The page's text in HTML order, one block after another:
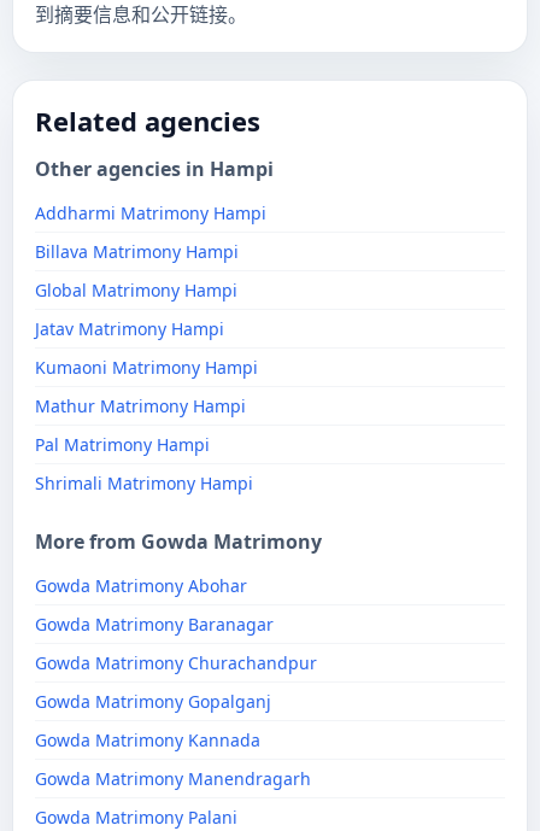
到摘要信息和公开链接。
Related agencies
Other agencies in Hampi
Addharmi Matrimony Hampi
Billava Matrimony Hampi
Global Matrimony Hampi
Jatav Matrimony Hampi
Kumaoni Matrimony Hampi
Mathur Matrimony Hampi
Pal Matrimony Hampi
Shrimali Matrimony Hampi
More from Gowda Matrimony
Gowda Matrimony Abohar
Gowda Matrimony Baranagar
Gowda Matrimony Churachandpur
Gowda Matrimony Gopalganj
Gowda Matrimony Kannada
Gowda Matrimony Manendragarh
Gowda Matrimony Palani